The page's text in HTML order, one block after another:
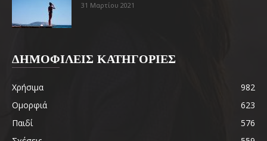
31 Μαρτίου 2021
ΔΗΜΟΦΙΛΕΙΣ ΚΑΤΗΓΟΡΙΕΣ
Χρήσιμα
982
Ομορφιά
623
Παιδί
576